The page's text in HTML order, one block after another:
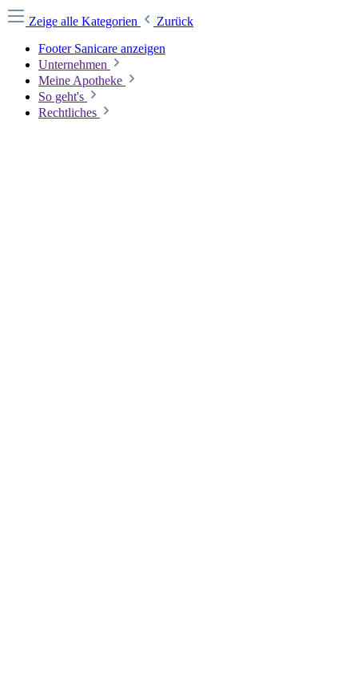
Zeige alle Kategorien
Zurück
Footer Sanicare anzeigen
Unternehmen
Meine Apotheke
So geht's
Rechtliches